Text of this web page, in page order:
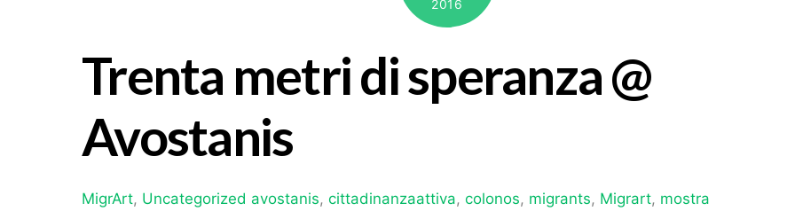
2016
Trenta metri di speranza @
Avostanis
MigrArt, Uncategorized avostanis, cittadinanzaattiva, colonos, migrants, Migrart, mostra